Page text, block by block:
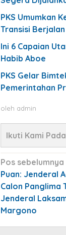
PKS Umumkan
Transisi
Ini 6 Capaian
Habib Aboe
PKS Gelar
Pemerintahan
oleh admin
Ikuti Kami Pada
Navigasi
pos
Pos sebelumnya
Puan: Jenderal
Calon Panglima
Jenderal
Margono